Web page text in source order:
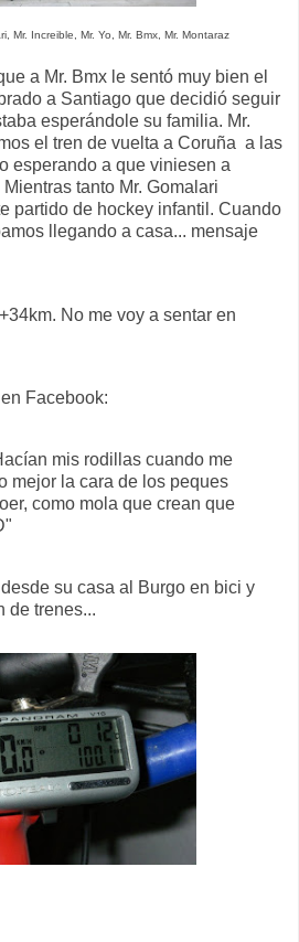
Mr. Increible, Mr. Yo, Mr. Bmx, Mr. Montaraz
a Mr. Bmx le sentó muy bien el
a Santiago que decidió seguir
esperándole su familia. Mr.
el tren de vuelta a Coruña a las
esperando a que viniesen a
tanto Mr. Gomalari
partido de hockey infantil. Cuando
llegando a casa... mensaje
No me voy a sentar en
Facebook:
mis rodillas cuando me
mejor la cara de los peques
como mola que crean que
su casa al Burgo en bici y
de trenes...